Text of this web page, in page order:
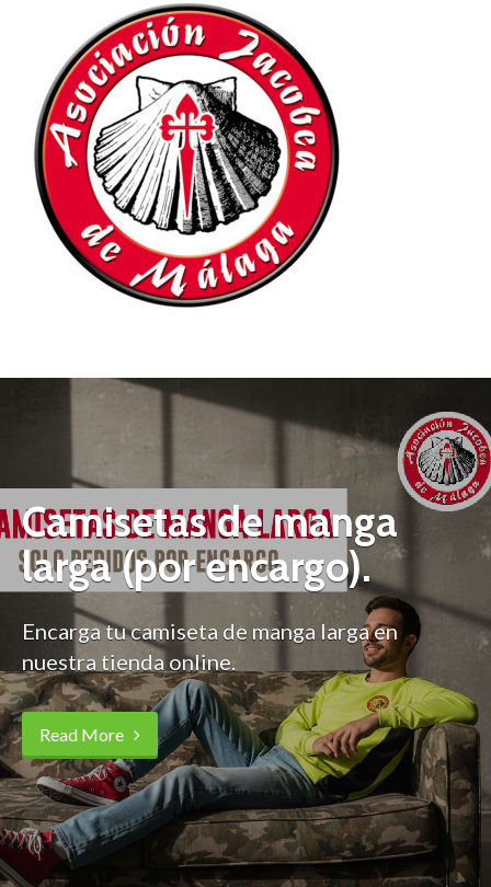
Camisetas de manga
larga (por encargo).
Encarga tu camiseta de manga larga en
nuestra tienda online.
Read More